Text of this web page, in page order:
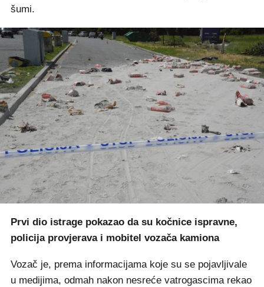
šumi.
Prvi dio istrage pokazao da su kočnice ispravne,
policija provjerava i mobitel vozača kamiona
Vozač je, prema informacijama koje su se pojavljivale
u medijima, odmah nakon nesreće vatrogascima rekao